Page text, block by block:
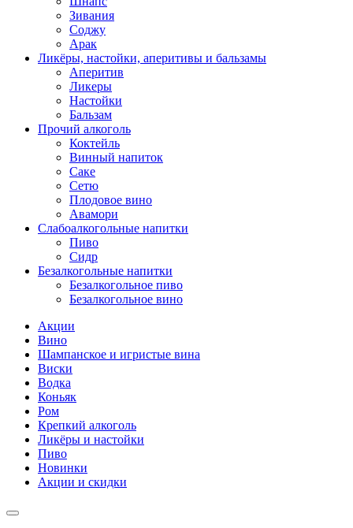
Зивания
Соджу
Арак
Ликёры, настойки, аперитивы и бальзамы
Аперитив
Ликеры
Настойки
Бальзам
Прочий алкоголь
Коктейль
Винный напиток
Саке
Сетю
Плодовое вино
Авамори
Слабоалкогольные напитки
Пиво
Сидр
Безалкогольные напитки
Безалкогольное пиво
Безалкогольное вино
Акции
Вино
Шампанское и игристые вина
Виски
Водка
Коньяк
Ром
Крепкий алкоголь
Ликёры и настойки
Пиво
Новинки
Акции и скидки